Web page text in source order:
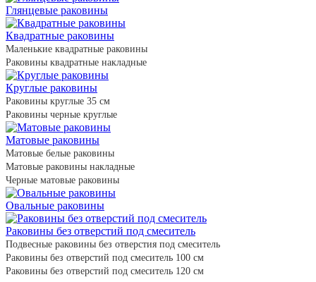
Глянцевые раковины
Квадратные раковины
Маленькие квадратные раковины
Раковины квадратные накладные
Круглые раковины
Раковины круглые 35 см
Раковины черные круглые
Матовые раковины
Матовые белые раковины
Матовые раковины накладные
Черные матовые раковины
Овальные раковины
Раковины без отверстий под смеситель
Подвесные раковины без отверстия под смеситель
Раковины без отверстий под смеситель 100 см
Раковины без отверстий под смеситель 120 см